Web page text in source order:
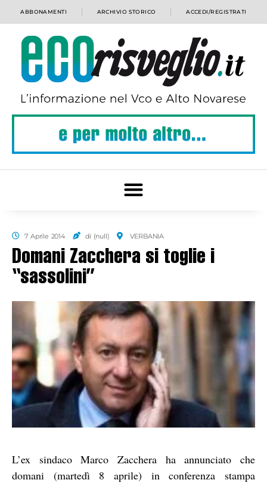
ABBONAMENTI ARCHIVIO STORICO ACCEDI/REGISTRATI
7 Aprile 2014 di (null) VERBANIA
Domani Zacchera si toglie i
“sassolini”
L’ex sindaco Marco Zacchera ha annunciato che
domani (martedì 8 aprile) in conferenza stampa